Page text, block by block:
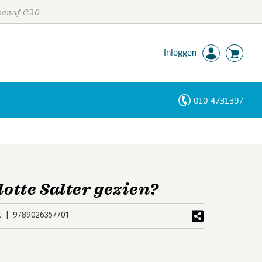
€20
Inloggen
010-4731397
Salter gezien?
9789026357701
Personen